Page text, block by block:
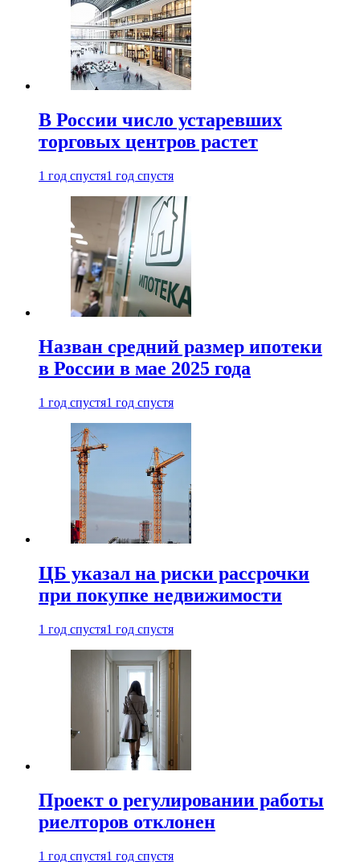
В России число устаревших
торговых центров растет
1 год спустя1 год спустя
Назван средний размер ипотеки
в России в мае 2025 года
1 год спустя1 год спустя
ЦБ указал на риски рассрочки
при покупке недвижимости
1 год спустя1 год спустя
Проект о регулировании работы
риелторов отклонен
1 год спустя1 год спустя